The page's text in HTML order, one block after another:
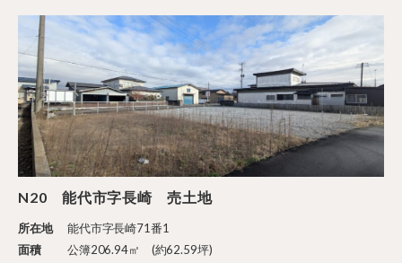
N20 能代市字長崎 売土地
所在地
能代市字長崎71番1
面積
公簿206.94㎡ (約62.59坪)